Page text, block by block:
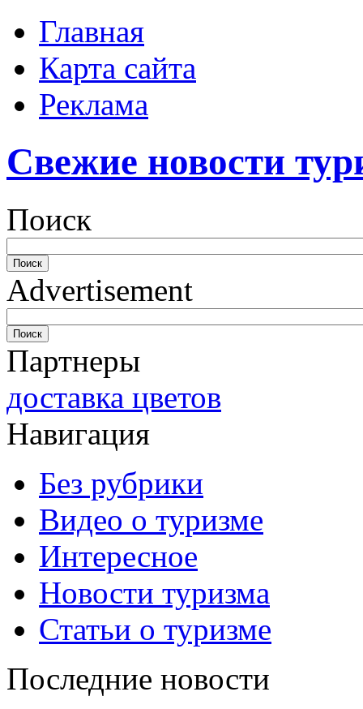
Главная
Карта сайта
Реклама
Свежие новости
Поиск
Advertisement
Партнеры
доставка цветов
Навигация
Без рубрики
Видео о туризме
Интересное
Новости туризма
Статьи о туризме
Последние новости